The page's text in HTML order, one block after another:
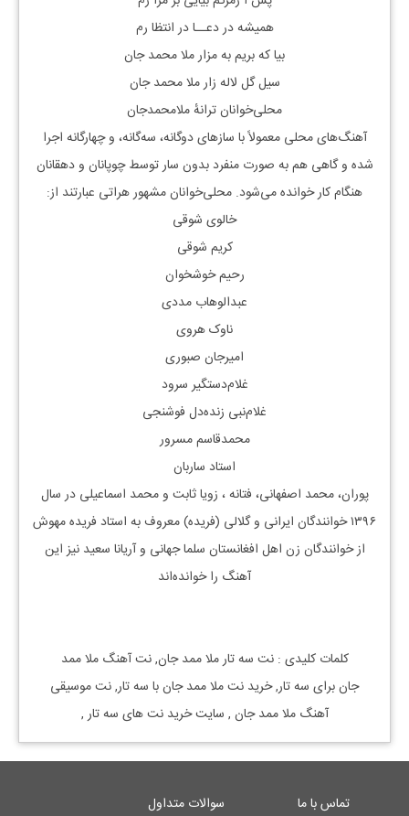
همیشه در دعــا در انتظا رم
بیا که بریم به مزار ملا محمد جان
سیل گل لاله زار ملا محمد جان
محلی‌خوانان ترانهٔ ملامحمدجان
آهنگ‌های محلی معمولاً با سازهای دوگانه، سه‌گانه، و چهارگانه اجرا
شده و گاهی هم به صورت منفرد بدون سار توسط چوپانان و دهقانان
هنگام کار خوانده می‌شود. محلی‌خوانان مشهور هراتی عبارتند از:
خالوی شوقی
کریم شوقی
رحیم خوشخوان
عبدالوهاب مددی
ناوک هروی
امیرجان صبوری
غلام‌دستگیر سرود
غلام‌نبی زنده‌دل فوشنجی
محمدقاسم مسرور
استاد ساربان
پوران، محمد اصفهانی، فتانه ، زویا ثابت و محمد اسماعیلی در سال
۱۳۹۶ خوانندگان ایرانی و گلالی (فریده) معروف به استاد فریده مهوش
از خوانندگان زن اهل افغانستان سلما جهانی و آریانا سعید نیز این
آهنگ را خوانده‌اند
کلمات کلیدی : نت سه تارملاممد جان, نت آهنگ ملاممد
جانبرای سه تار, خرید نتملاممد جانبا سه تار, نت موسیقی
آهنگ ملاممد جان , سایت خرید نت های سه تار,
تماس با ما
سوالات متداول